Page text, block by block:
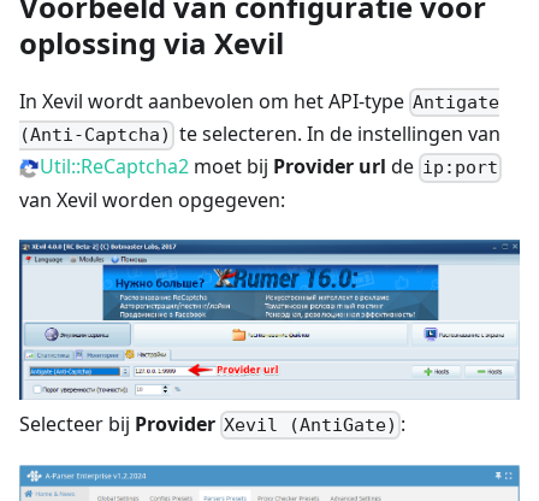
oplossing via Xevil
In Xevil wordt aanbevolen om het API-type Antigate
(Anti-Captcha) te selecteren. In de instellingen van
Util::ReCaptcha2 moet bij Provider url de ip:port
van Xevil worden opgegeven:
Selecteer bij Provider Xevil (AntiGate) :